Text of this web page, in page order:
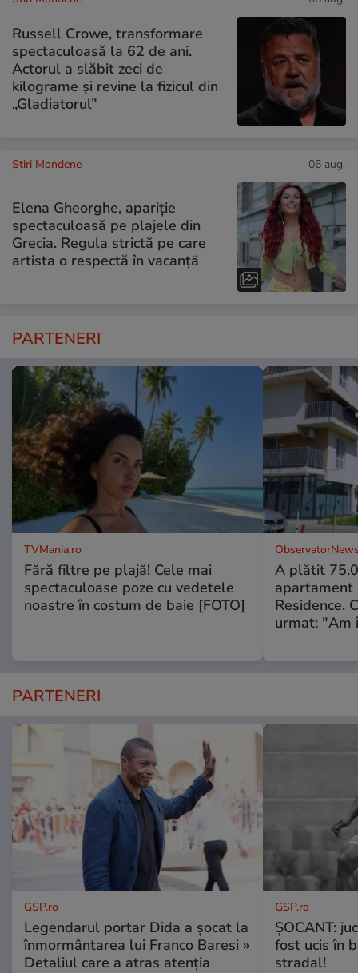
Russell Crowe, transformare
spectaculoasă la 62 de ani.
Actorul a slăbit zeci de
kilograme și revine la fizicul din
„Gladiatorul”
Stiri Mondene 06 aug.
Elena Gheorghe, apariție
spectaculoasă pe plajele din
Grecia. Regula strictă pe care
artista o respectă în vacanță
PARTENERI
TVMania.ro
Fără filtre pe plajă! Cele mai
spectaculoase poze cu vedetele
noastre în costum de baie [FOTO]
A plătit
apartament
Residence.
urmat: "Am
PARTENERI
GSP.ro
Legendarul portar Dida a șocat la
înmormântarea lui Franco Baresi »
Detaliul care a atras atenția
GSP.ro
ȘOCANT:
fost ucis în
stradal!